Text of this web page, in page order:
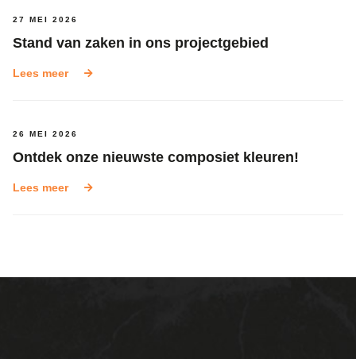
27 MEI 2026
Stand van zaken in ons projectgebied
Lees meer
26 MEI 2026
Ontdek onze nieuwste composiet kleuren!
Lees meer